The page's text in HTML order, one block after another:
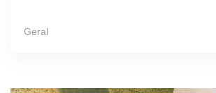
Geral